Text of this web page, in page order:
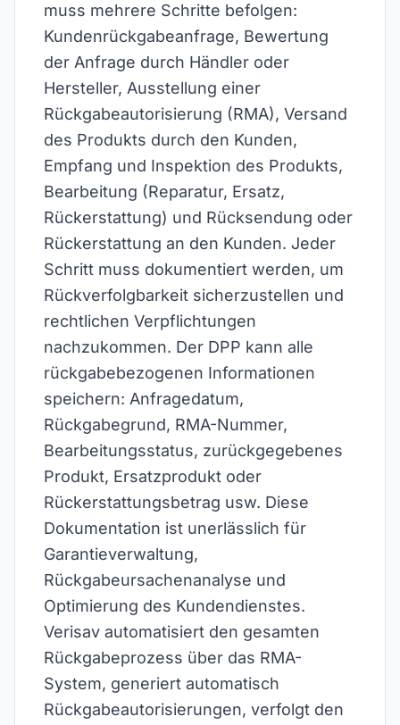
muss mehrere Schritte befolgen:
Kundenrückgabeanfrage, Bewertung
der Anfrage durch Händler oder
Hersteller, Ausstellung einer
Rückgabeautorisierung (RMA), Versand
des Produkts durch den Kunden,
Empfang und Inspektion des Produkts,
Bearbeitung (Reparatur, Ersatz,
Rückerstattung) und Rücksendung oder
Rückerstattung an den Kunden. Jeder
Schritt muss dokumentiert werden, um
Rückverfolgbarkeit sicherzustellen und
rechtlichen Verpflichtungen
nachzukommen. Der DPP kann alle
rückgabebezogenen Informationen
speichern: Anfragedatum,
Rückgabegrund, RMA-Nummer,
Bearbeitungsstatus, zurückgegebenes
Produkt, Ersatzprodukt oder
Rückerstattungsbetrag usw. Diese
Dokumentation ist unerlässlich für
Garantieverwaltung,
Rückgabeursachenanalyse und
Optimierung des Kundendienstes.
Verisav automatisiert den gesamten
Rückgabeprozess über das RMA-
System, generiert automatisch
Rückgabeautorisierungen, verfolgt den